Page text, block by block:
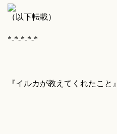
（以下転載）
*-*-*-*-*
『イルカが教えてくれたこと』